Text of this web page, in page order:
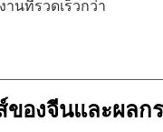
นที่รวดเร็วกว่า
องจีนและผลก